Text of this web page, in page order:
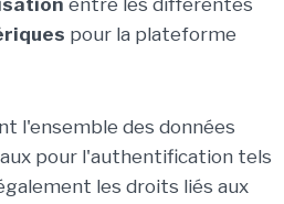
entre les différentes
pour la plateforme
l'ensemble des données
pour l'authentification tels
les droits liés aux